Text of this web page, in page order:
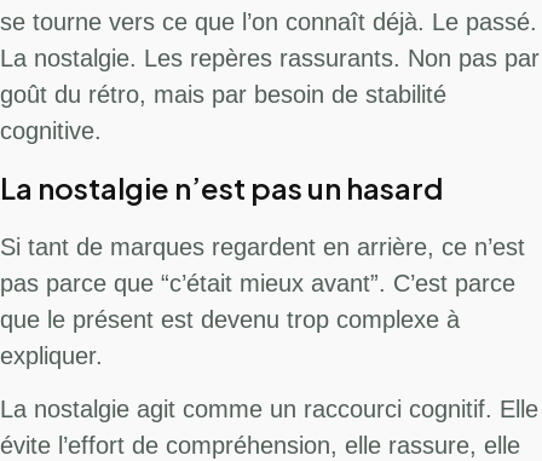
se tourne vers ce que l’on connaît déjà. Le passé.
La nostalgie. Les repères rassurants. Non pas par
goût du rétro, mais par besoin de stabilité
cognitive.
La nostalgie n’est pas un hasard
Si tant de marques regardent en arrière, ce n’est
pas parce que “c’était mieux avant”. C’est parce
que le présent est devenu trop complexe à
expliquer.
La nostalgie agit comme un raccourci cognitif. Elle
évite l’effort de compréhension, elle rassure, elle